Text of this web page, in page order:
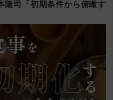
隆司「初期条件から俯瞰す